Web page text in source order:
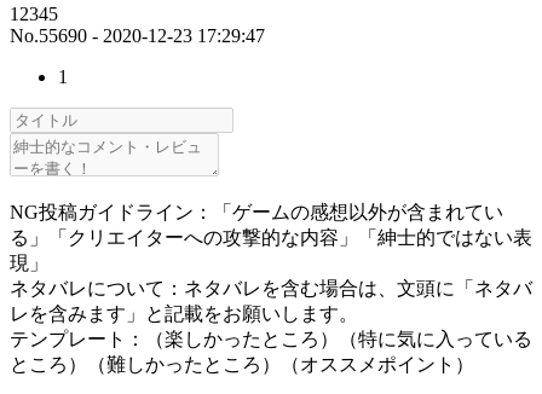
12345
No.55690 - 2020-12-23 17:29:47
1
NG投稿ガイドライン：「ゲームの感想以外が含まれてい
る」「クリエイターへの攻撃的な内容」「紳士的ではない表
現」
ネタバレについて：ネタバレを含む場合は、文頭に「ネタバ
レを含みます」と記載をお願いします。
テンプレート：（楽しかったところ）（特に気に入っている
ところ）（難しかったところ）（オススメポイント）